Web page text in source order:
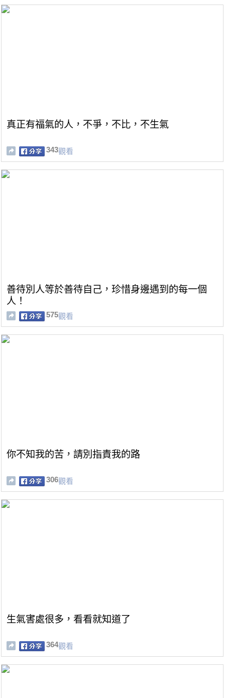
真正有福氣的人，不爭，不比，不生氣
343觀看
善待別人等於善待自己，珍惜身邊遇到的每一個
人！
575觀看
你不知我的苦，請別指責我的路
306觀看
生氣害處很多，看看就知道了
364觀看